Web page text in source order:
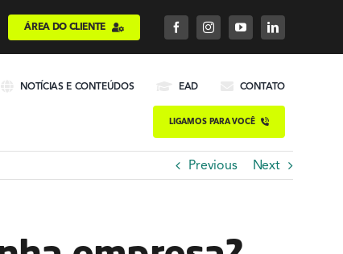
ÁREA DO CLIENTE
NOTÍCIAS E CONTEÚDOS EAD CONTATO
LIGAMOS PARA VOCÊ
Previous Next